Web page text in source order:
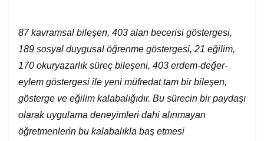
87 kavramsal bileşen, 403 alan becerisi göstergesi,
189 sosyal duygusal öğrenme göstergesi, 21 eğilim,
170 okuryazarlık süreç bileşeni, 403 erdem-değer-
eylem göstergesi ile yeni müfredat tam bir bileşen,
gösterge ve eğilim kalabalığıdır. Bu sürecin bir paydaşı
olarak uygulama deneyimleri dahi alınmayan
öğretmenlerin bu kalabalıkla baş etmesi